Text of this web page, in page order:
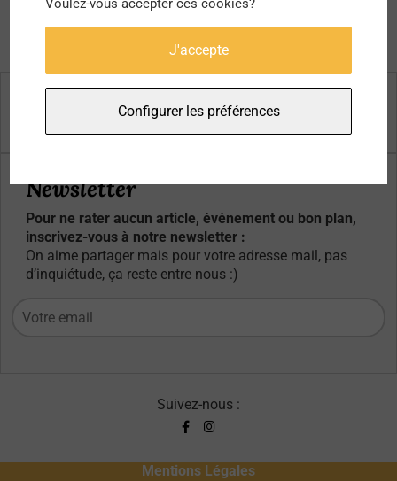
Newsletter
Pour ne rater aucun article, événement ou bon plan,
inscrivez-vous à notre newsletter :
On aime partager mais pour votre adresse mail, pas
d’inquiétude, ça reste entre nous :)
Suivez-nous :
Mentions Légales
Voulez-vous accepter ces cookies?
J'accepte
Configurer les préférences